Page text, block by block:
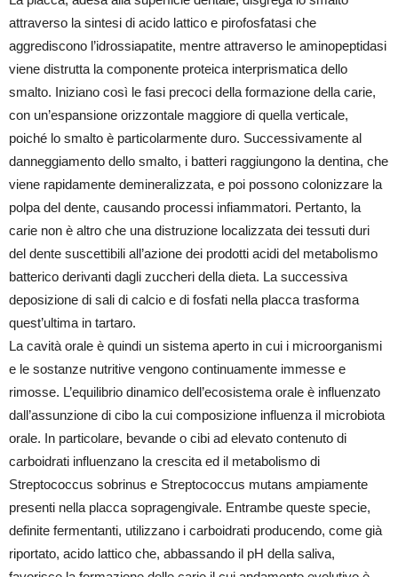
attraverso la sintesi di acido lattico e pirofosfatasi che
aggrediscono l’idrossiapatite, mentre attraverso le aminopeptidasi
viene distrutta la componente proteica interprismatica dello
smalto. Iniziano così le fasi precoci della formazione della carie,
con un’espansione orizzontale maggiore di quella verticale,
poiché lo smalto è particolarmente duro. Successivamente al
danneggiamento dello smalto, i batteri raggiungono la dentina, che
viene rapidamente demineralizzata, e poi possono colonizzare la
polpa del dente, causando processi infiammatori. Pertanto, la
carie non è altro che una distruzione localizzata dei tessuti duri
del dente suscettibili all’azione dei prodotti acidi del metabolismo
batterico derivanti dagli zuccheri della dieta. La successiva
deposizione di sali di calcio e di fosfati nella placca trasforma
quest’ultima in tartaro.
La cavità orale è quindi un sistema aperto in cui i microorganismi
e le sostanze nutritive vengono continuamente immesse e
rimosse. L’equilibrio dinamico dell’ecosistema orale è influenzato
dall’assunzione di cibo la cui composizione influenza il microbiota
orale. In particolare, bevande o cibi ad elevato contenuto di
carboidrati influenzano la crescita ed il metabolismo di
Streptococcus sobrinus e Streptococcus mutans ampiamente
presenti nella placca sopragengivale. Entrambe queste specie,
definite fermentanti, utilizzano i carboidrati producendo, come già
riportato, acido lattico che, abbassando il pH della saliva,